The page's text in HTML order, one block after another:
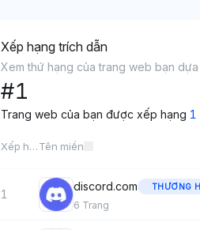
Xếp hạng trích dẫn
Xem thứ hạng của trang web bạn
#1
Trang web của bạn được xếp hạng 1
Xếp hạngTên miền
1
discord.com THƯƠNG
6 Trang